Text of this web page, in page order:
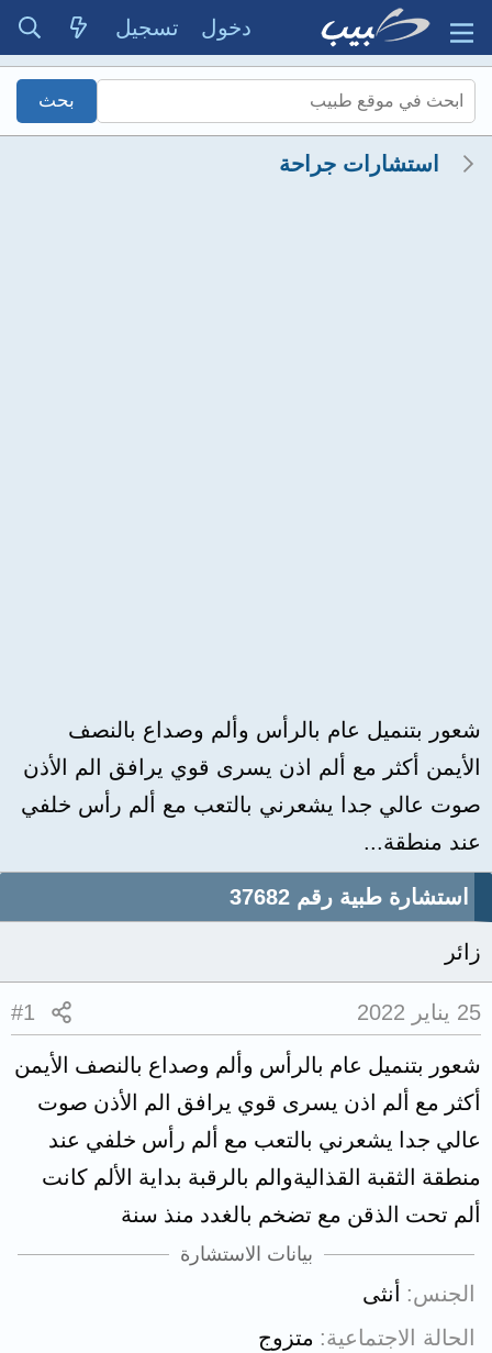
دخول تسجيل
استشارات جراحة
شعور بتنميل عام بالرأس وألم وصداع بالنصف
الأيمن أكثر مع ألم اذن يسرى قوي يرافق الم الأذن
صوت عالي جدا يشعرني بالتعب مع ألم رأس خلفي
عند منطقة...
استشارة طبية رقم 37682
زائر
25 يناير 2022 #1
شعور بتنميل عام بالرأس وألم وصداع بالنصف الأيمن
أكثر مع ألم اذن يسرى قوي يرافق الم الأذن صوت
عالي جدا يشعرني بالتعب مع ألم رأس خلفي عند
منطقة الثقبة القذاليةوالم بالرقبة بداية الألم كانت
ألم تحت الذقن مع تضخم بالغدد منذ سنة
بيانات الاستشارة
الجنس
أنثى
الحالة الاجتماعية
متزوج